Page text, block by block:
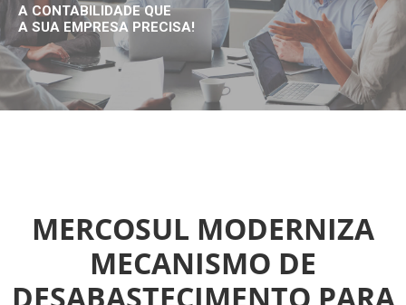
A CONTABILIDADE QUE
A SUA EMPRESA PRECISA!
MERCOSUL MODERNIZA
MECANISMO DE